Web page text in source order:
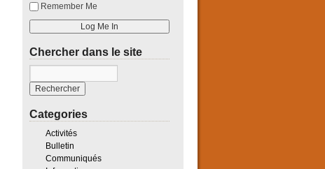
Remember Me
Chercher dans le site
Categories
Activités
Bulletin
Communiqués